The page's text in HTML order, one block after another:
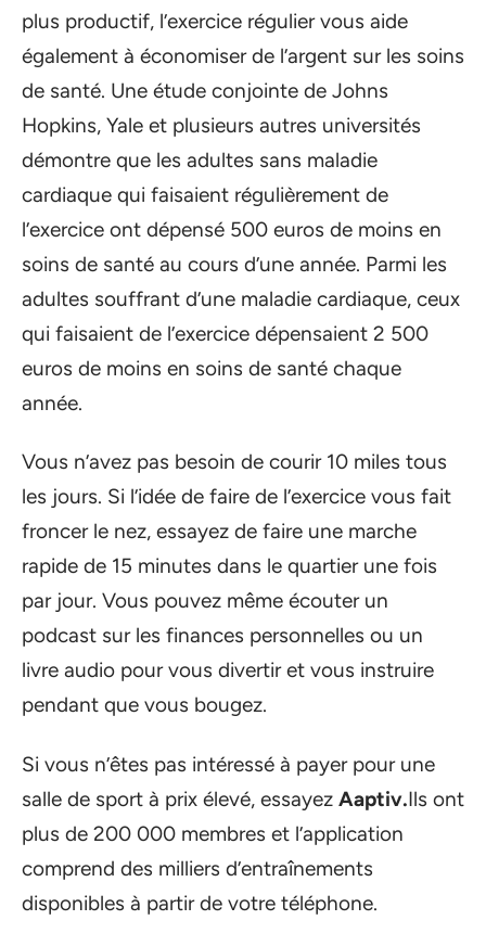
plus productif, l’exercice régulier vous aide
également à économiser de l’argent sur les soins
de santé. Une étude conjointe de Johns
Hopkins, Yale et plusieurs autres universités
démontre que les adultes sans maladie
cardiaque qui faisaient régulièrement de
l’exercice ont dépensé 500 euros de moins en
soins de santé au cours d’une année. Parmi les
adultes souffrant d’une maladie cardiaque, ceux
qui faisaient de l’exercice dépensaient 2 500
euros de moins en soins de santé chaque
année.
Vous n’avez pas besoin de courir 10 miles tous
les jours. Si l’idée de faire de l’exercice vous fait
froncer le nez, essayez de faire une marche
rapide de 15 minutes dans le quartier une fois
par jour. Vous pouvez même écouter un
podcast sur les finances personnelles ou un
livre audio pour vous divertir et vous instruire
pendant que vous bougez.
Si vous n’êtes pas intéressé à payer pour une
salle de sport à prix élevé, essayez Aaptiv.Ils ont
plus de 200 000 membres et l’application
comprend des milliers d’entraînements
disponibles à partir de votre téléphone.